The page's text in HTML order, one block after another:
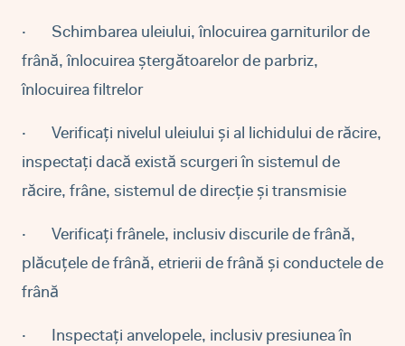
·
Schimbarea uleiului, înlocuirea garniturilor de
frână, înlocuirea ștergătoarelor de parbriz,
înlocuirea filtrelor
·
Verificați nivelul uleiului și al lichidului de răcire,
inspectați dacă există scurgeri în sistemul de
răcire, frâne, sistemul de direcție și transmisie
·
Verificați frânele, inclusiv discurile de frână,
plăcuțele de frână, etrierii de frână și conductele de
frână
·
Inspectați anvelopele, inclusiv presiunea în